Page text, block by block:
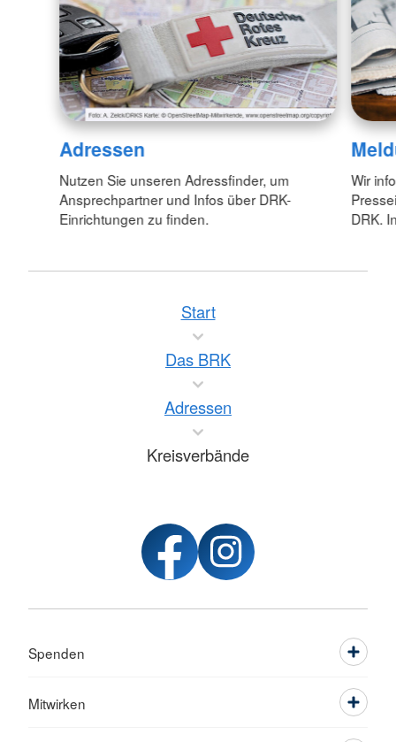
Adressen
Nutzen Sie unseren Adressfinder, um
Ansprechpartner und Infos über DRK-
Einrichtungen zu finden.
Wir
DRK.
Start
Das BRK
Adressen
Kreisverbände
Spenden
Mitwirken